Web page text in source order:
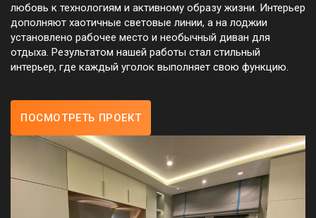
любовь к технологиям и активному образу жизни. Интерьер
дополняют хаотичные световые линии, а на лоджии
установлено рабочее место и необычный диван для
отдыха. Результатом нашей работы стал стильный
интерьер, где каждый уголок выполняет свою функцию.
ПОСМОТРЕТЬ ПРОЕКТ